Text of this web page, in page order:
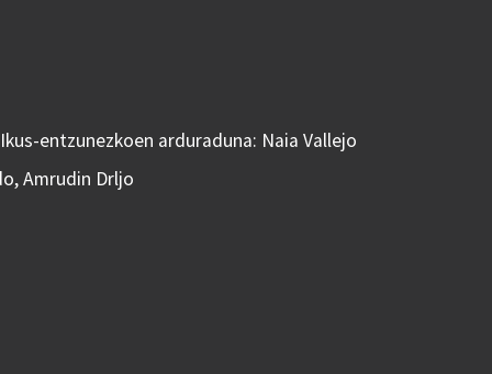
entzunezkoen arduraduna: Naia Vallejo
Amrudin Drljo